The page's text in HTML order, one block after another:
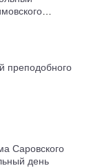
преподобного
Саровского
день